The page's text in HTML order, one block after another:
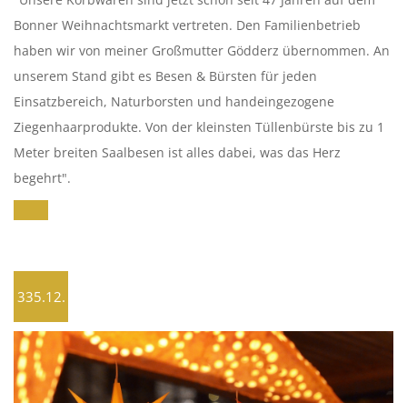
Bonner Weihnachtsmarkt vertreten. Den Familienbetrieb
haben wir von meiner Großmutter Gödderz übernommen. An
unserem Stand gibt es Besen & Bürsten für jeden
Einsatzbereich, Naturborsten und handeingezogene
Ziegenhaarprodukte. Von der kleinsten Tüllenbürste bis zu 1
Meter breiten Saalbesen ist alles dabei, was das Herz
begehrt".
335.12.